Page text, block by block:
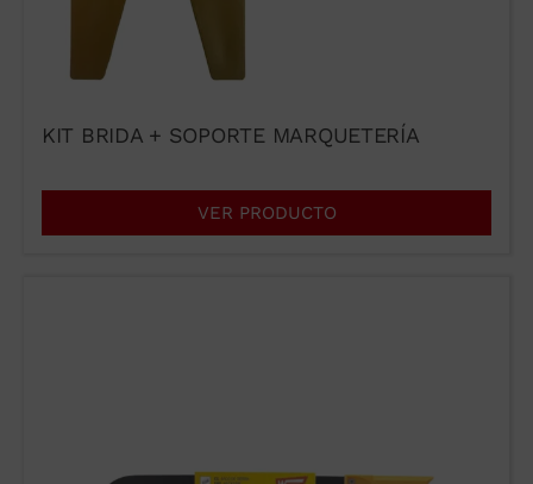
KIT BRIDA + SOPORTE MARQUETERÍA
VER PRODUCTO